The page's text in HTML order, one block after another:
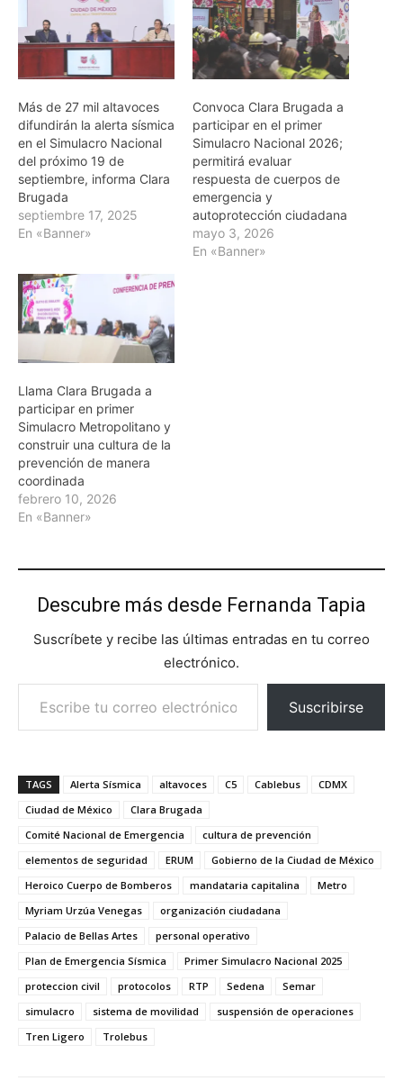
Más de 27 mil altavoces
difundirán la alerta sísmica
en el Simulacro Nacional
del próximo 19 de
septiembre, informa Clara
Brugada
septiembre 17, 2025
En «Banner»
Convoca Clara Brugada a
participar en el primer
Simulacro Nacional 2026;
permitirá evaluar
respuesta de cuerpos de
emergencia y
autoprotección ciudadana
mayo 3, 2026
En «Banner»
Llama Clara Brugada a
participar en primer
Simulacro Metropolitano y
construir una cultura de la
prevención de manera
coordinada
febrero 10, 2026
En «Banner»
Descubre más desde Fernanda Tapia
Suscríbete y recibe las últimas entradas en tu correo
electrónico.
Escribe tu correo electrónico…
Suscribirse
TAGS Alerta Sísmica altavoces C5 Cablebus
CDMX
Ciudad de México
Clara Brugada
Comité Nacional de Emergencia
cultura de prevención
elementos de seguridad
ERUM
Gobierno de la Ciudad de México
Heroico Cuerpo de Bomberos
mandataria capitalina
Metro
Myriam Urzúa Venegas
organización ciudadana
Palacio de Bellas Artes
personal operativo
Plan de Emergencia Sísmica
Primer Simulacro Nacional 2025
proteccion civil
protocolos RTP Sedena
Semar
simulacro
sistema de movilidad
suspensión de operaciones
Tren Ligero
Trolebus